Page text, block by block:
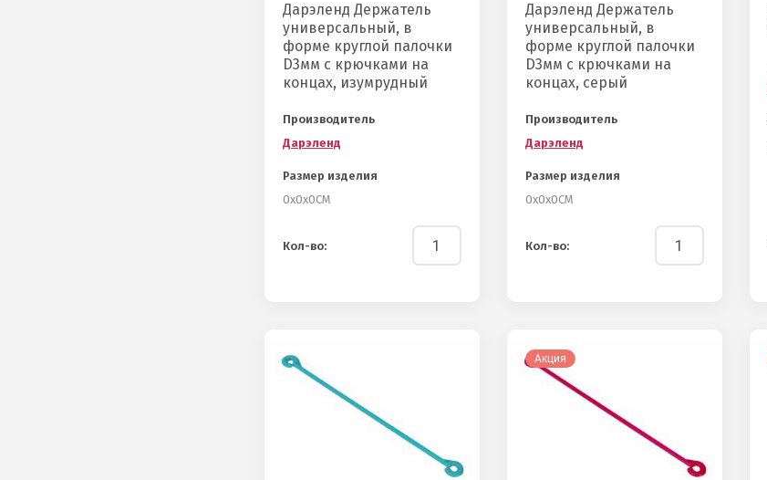
Дарэленд Держатель
универсальный, в
форме круглой палочки
D3мм с крючками на
концах, изумрудный
Производитель
Дарэленд
Размер изделия
0х0х0СМ
Кол-во:
Дарэленд Держатель
универсальный, в
форме круглой палочки
D3мм с крючками на
концах, серый
Производитель
Дарэленд
Размер изделия
0х0х0СМ
Кол-во:
Акция